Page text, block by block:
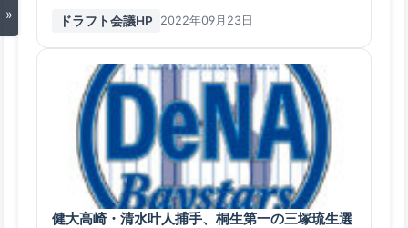
» ドラフト会議HP 2022年09月23日
健大高崎・清水叶人捕手、桐生第一の三塚琉生選